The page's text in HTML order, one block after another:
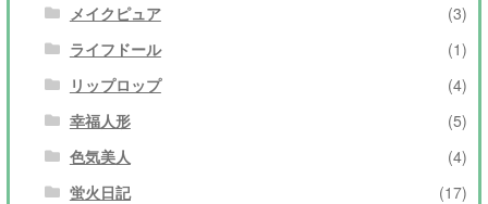
メイクピュア
(3)
ライフドール
(1)
リップロップ
(4)
幸福人形
(5)
色気美人
(4)
蛍火日記
(17)